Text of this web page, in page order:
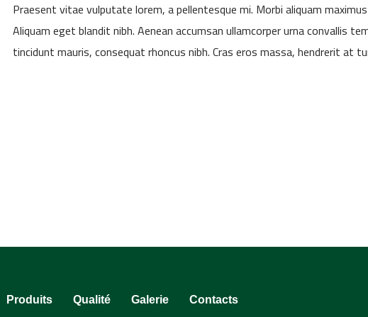
Praesent vitae vulputate lorem, a pellentesque mi. Morbi aliquam
Aliquam eget blandit nibh. Aenean accumsan ullamcorper urna convallis
tincidunt mauris, consequat rhoncus nibh. Cras eros massa, hendrerit at
Produits Qualité Galerie Contacts